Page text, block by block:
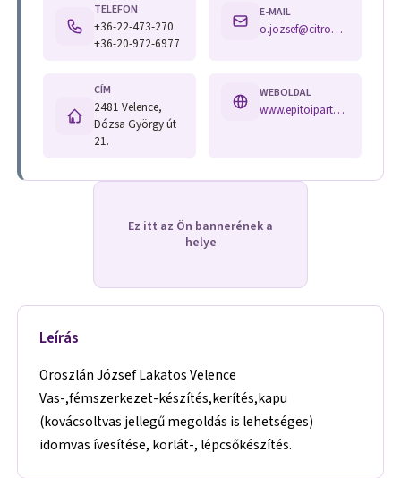
TELEFON
+36-22-473-270
+36-20-972-6977
E-MAIL
o.jozsef@citromail.hu
CÍM
2481 Velence,
Dózsa György út
21.
WEBOLDAL
www.epitoipartudakozo.hu/index.php?main=description&hid=559
Ez itt az Ön bannerének a
helye
Leírás
Oroszlán József Lakatos Velence
Vas-,fémszerkezet-készítés,kerítés,kapu
(kovácsoltvas jellegű megoldás is lehetséges)
idomvas ívesítése, korlát-, lépcsőkészítés.